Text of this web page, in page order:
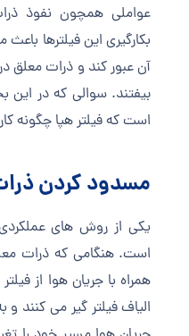
عواملی همچون نفوذ
بکارگیری این فیلترها
بیفتند. سوالی که در
است که فیلتر هپا چگونه
مسدود کردن
یکی از روش های
همراه با جریان هوا از
الیاف فیلتر گیر می کنند